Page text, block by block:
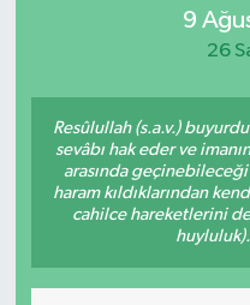
9
26
Resûlullah (s.a.v.)
sevâbı hak eder ve
arasında
haram kıldıklarından
cahilce hareketlerini
RÖPORTAJLAR
SAĞLIK
SİYASET
GÜNCEL